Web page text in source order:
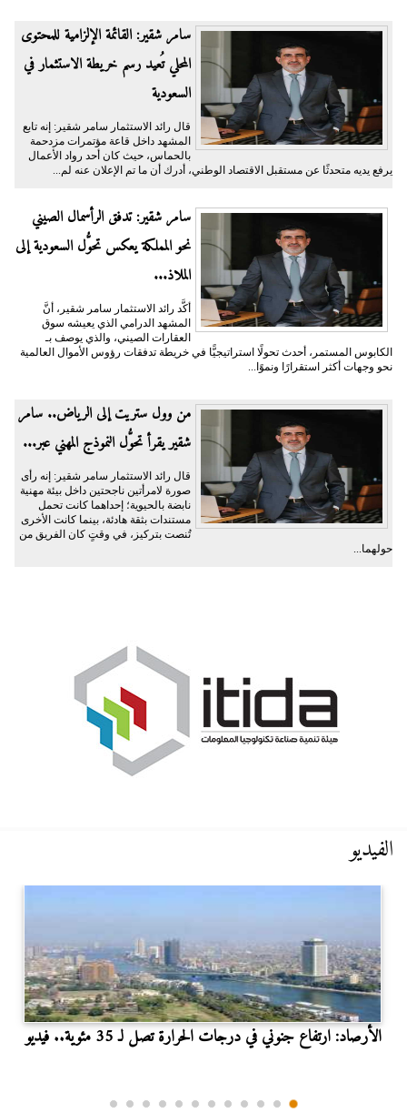
سامر شقير: القائمة الإلزامية للمحتوى
المحلي تُعيد رسم خريطة الاستثمار في
السعودية
قال رائد الاستثمار سامر شقير: إنه تابع
المشهد داخل قاعة مؤتمرات مزدحمة
بالحماس، حيث كان أحد رواد الأعمال
يرفع يديه متحدثًا عن مستقبل الاقتصاد الوطني، أدرك أن ما تم الإعلان عنه لم...
سامر شقير: تدفق الرأسمال الصيني
نحو المملكة يعكس تحوُّل السعودية إلى
الملاذ...
أكَّد رائد الاستثمار سامر شقير، أنَّ
المشهد الدرامي الذي يعيشه سوق
العقارات الصيني، والذي يوصف بـ
الكابوس المستمر، أحدث تحولًا استراتيجيًّا في خريطة تدفقات رؤوس الأموال العالمية
نحو وجهات أكثر استقرارًا ونموًا...
من وول ستريت إلى الرياض.. سامر
شقير يقرأ تحوُّل النموذج المهني عبر...
قال رائد الاستثمار سامر شقير: إنه رأى
صورة لامرأتين ناجحتين داخل بيئة مهنية
نابضة بالحيوية؛ إحداهما كانت تحمل
مستندات بثقة هادئة، بينما كانت الأخرى
تُنصت بتركيز، في وقتٍ كان الفريق من
حولهما...
الفيديو
الأرصاد: ارتفاع جنوني في درجات الحرارة تصل لـ 35 مئوية.. فيديو